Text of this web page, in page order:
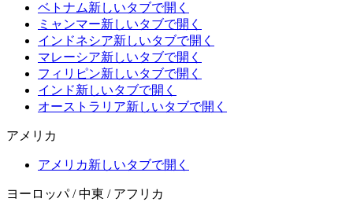
ベトナム新しいタブで開く
ミャンマー新しいタブで開く
インドネシア新しいタブで開く
マレーシア新しいタブで開く
フィリピン新しいタブで開く
インド新しいタブで開く
オーストラリア新しいタブで開く
アメリカ
アメリカ新しいタブで開く
ヨーロッパ / 中東 / アフリカ